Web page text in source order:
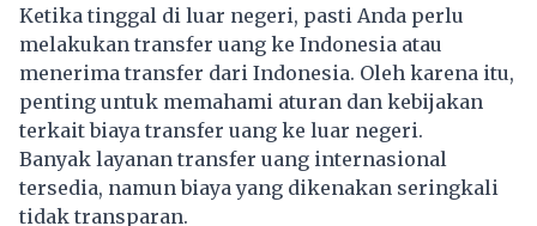
Ketika tinggal di luar negeri, pasti Anda perlu
melakukan transfer uang ke Indonesia atau
menerima transfer dari Indonesia. Oleh karena itu,
penting untuk memahami aturan dan kebijakan
terkait biaya transfer uang ke luar negeri.
Banyak layanan transfer uang internasional
tersedia, namun biaya yang dikenakan seringkali
tidak transparan.